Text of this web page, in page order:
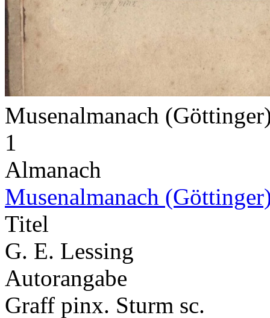
Musenalmanach
1
Almanach
Musenalmanach
Titel
G. E. Lessing
Autorangabe
Graff pinx. Sturm sc.